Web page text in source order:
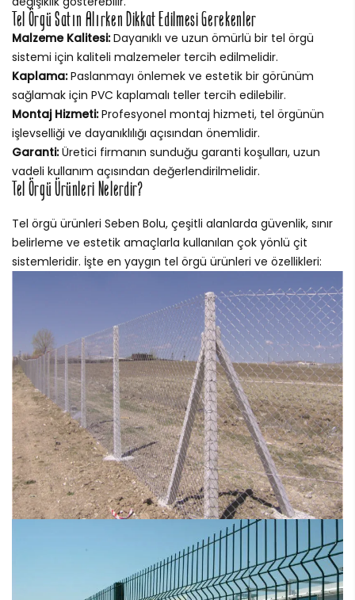
Tel Örgü Satın Alırken Dikkat Edilmesi Gerekenler
Malzeme Kalitesi:Dayanıklı ve uzun ömürlü bir tel örgü
sistemi için kaliteli malzemeler tercih edilmelidir.
Kaplama:Paslanmayı önlemek ve estetik bir görünüm
sağlamak için PVC kaplamalı teller tercih edilebilir.
Montaj Hizmeti:Profesyonel montaj hizmeti, tel örgünün
işlevselliği ve dayanıklılığı açısından önemlidir.
Garanti:Üretici firmanın sunduğu garanti koşulları, uzun
vadeli kullanım açısından değerlendirilmelidir.
Tel Örgü Ürünleri Nelerdir?
Tel örgü ürünleri Seben Bolu, çeşitli alanlarda güvenlik, sınır
belirleme ve estetik amaçlarla kullanılan çok yönlü çit
sistemleridir. İşte en yaygın tel örgü ürünleri ve özellikleri: